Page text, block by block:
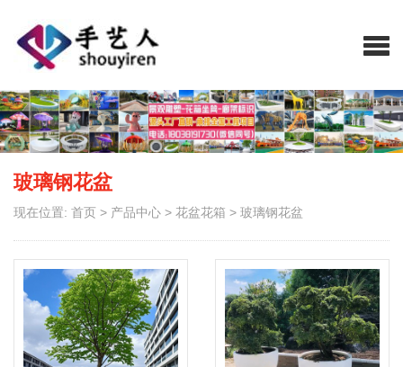
玻璃钢花盆
现在位置: 首页 > 产品中心 > 花盆花箱 > 玻璃钢花盆